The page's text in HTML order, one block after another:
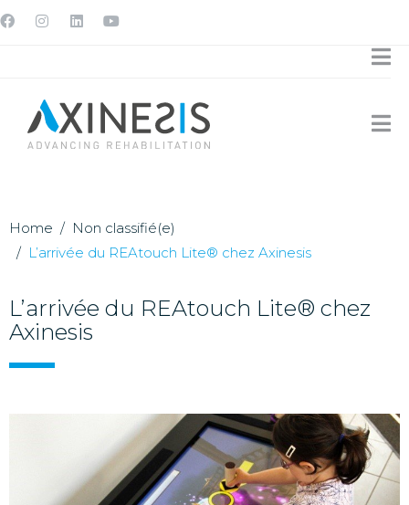
Home
Non classifié(e)
L’arrivée du REAtouch Lite® chez Axinesis
L’arrivée du REAtouch Lite® chez
Axinesis